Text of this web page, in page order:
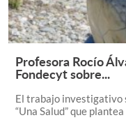
Profesora Rocío
Fondecyt sobre...
El trabajo investigativo
“Una Salud” que